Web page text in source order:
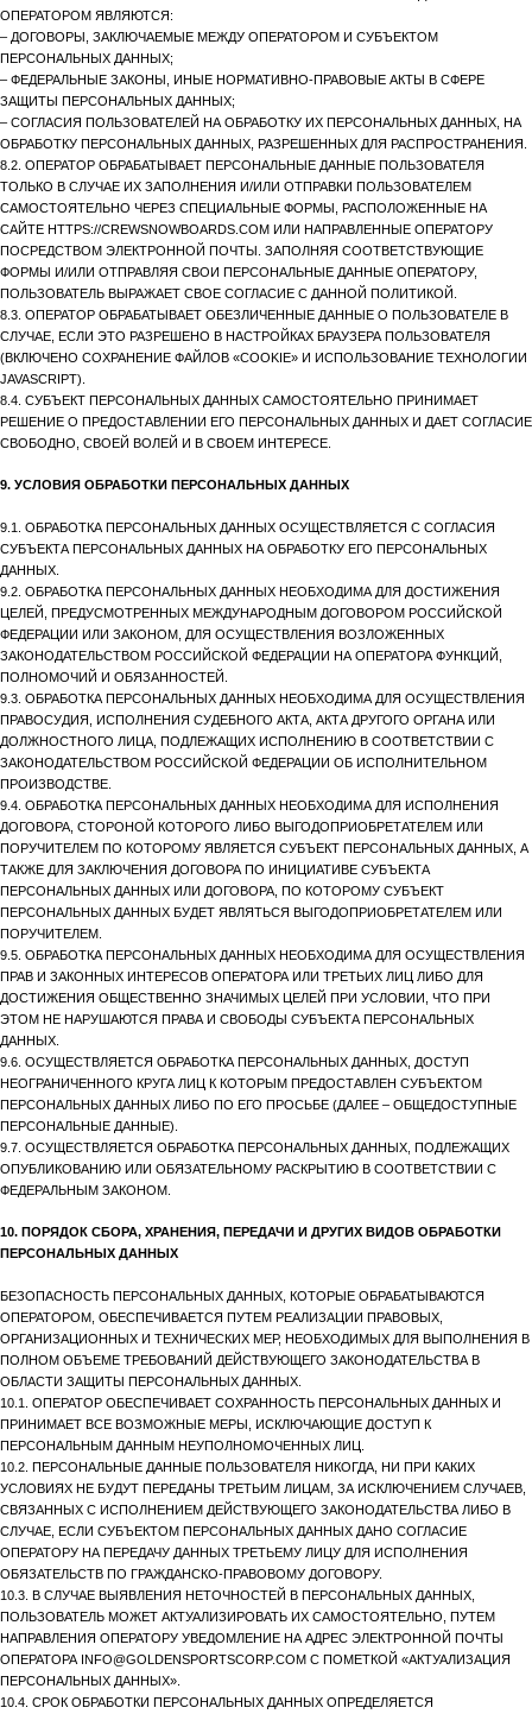
ОПЕРАТОРОМ ЯВЛЯЮТСЯ:
– ДОГОВОРЫ, ЗАКЛЮЧАЕМЫЕ МЕЖДУ ОПЕРАТОРОМ И СУБЪЕКТОМ
ПЕРСОНАЛЬНЫХ ДАННЫХ;
– ФЕДЕРАЛЬНЫЕ ЗАКОНЫ, ИНЫЕ НОРМАТИВНО-ПРАВОВЫЕ АКТЫ В СФЕРЕ
ЗАЩИТЫ ПЕРСОНАЛЬНЫХ ДАННЫХ;
– СОГЛАСИЯ ПОЛЬЗОВАТЕЛЕЙ НА ОБРАБОТКУ ИХ ПЕРСОНАЛЬНЫХ ДАННЫХ, НА
ОБРАБОТКУ ПЕРСОНАЛЬНЫХ ДАННЫХ, РАЗРЕШЕННЫХ ДЛЯ РАСПРОСТРАНЕНИЯ.
8.2. ОПЕРАТОР ОБРАБАТЫВАЕТ ПЕРСОНАЛЬНЫЕ ДАННЫЕ ПОЛЬЗОВАТЕЛЯ
ТОЛЬКО В СЛУЧАЕ ИХ ЗАПОЛНЕНИЯ И/ИЛИ ОТПРАВКИ ПОЛЬЗОВАТЕЛЕМ
САМОСТОЯТЕЛЬНО ЧЕРЕЗ СПЕЦИАЛЬНЫЕ ФОРМЫ, РАСПОЛОЖЕННЫЕ НА
САЙТЕ HTTPS://CREWSNOWBOARDS.COM ИЛИ НАПРАВЛЕННЫЕ ОПЕРАТОРУ
ПОСРЕДСТВОМ ЭЛЕКТРОННОЙ ПОЧТЫ. ЗАПОЛНЯЯ СООТВЕТСТВУЮЩИЕ
ФОРМЫ И/ИЛИ ОТПРАВЛЯЯ СВОИ ПЕРСОНАЛЬНЫЕ ДАННЫЕ ОПЕРАТОРУ,
ПОЛЬЗОВАТЕЛЬ ВЫРАЖАЕТ СВОЕ СОГЛАСИЕ С ДАННОЙ ПОЛИТИКОЙ.
8.3. ОПЕРАТОР ОБРАБАТЫВАЕТ ОБЕЗЛИЧЕННЫЕ ДАННЫЕ О ПОЛЬЗОВАТЕЛЕ В
СЛУЧАЕ, ЕСЛИ ЭТО РАЗРЕШЕНО В НАСТРОЙКАХ БРАУЗЕРА ПОЛЬЗОВАТЕЛЯ
(ВКЛЮЧЕНО СОХРАНЕНИЕ ФАЙЛОВ «COOKIE» И ИСПОЛЬЗОВАНИЕ ТЕХНОЛОГИИ
JAVASCRIPT).
8.4. СУБЪЕКТ ПЕРСОНАЛЬНЫХ ДАННЫХ САМОСТОЯТЕЛЬНО ПРИНИМАЕТ
РЕШЕНИЕ О ПРЕДОСТАВЛЕНИИ ЕГО ПЕРСОНАЛЬНЫХ ДАННЫХ И ДАЕТ СОГЛАСИЕ
СВОБОДНО, СВОЕЙ ВОЛЕЙ И В СВОЕМ ИНТЕРЕСЕ.
9. УСЛОВИЯ ОБРАБОТКИ ПЕРСОНАЛЬНЫХ ДАННЫХ
9.1. ОБРАБОТКА ПЕРСОНАЛЬНЫХ ДАННЫХ ОСУЩЕСТВЛЯЕТСЯ С СОГЛАСИЯ
СУБЪЕКТА ПЕРСОНАЛЬНЫХ ДАННЫХ НА ОБРАБОТКУ ЕГО ПЕРСОНАЛЬНЫХ
ДАННЫХ.
9.2. ОБРАБОТКА ПЕРСОНАЛЬНЫХ ДАННЫХ НЕОБХОДИМА ДЛЯ ДОСТИЖЕНИЯ
ЦЕЛЕЙ, ПРЕДУСМОТРЕННЫХ МЕЖДУНАРОДНЫМ ДОГОВОРОМ РОССИЙСКОЙ
ФЕДЕРАЦИИ ИЛИ ЗАКОНОМ, ДЛЯ ОСУЩЕСТВЛЕНИЯ ВОЗЛОЖЕННЫХ
ЗАКОНОДАТЕЛЬСТВОМ РОССИЙСКОЙ ФЕДЕРАЦИИ НА ОПЕРАТОРА ФУНКЦИЙ,
ПОЛНОМОЧИЙ И ОБЯЗАННОСТЕЙ.
9.3. ОБРАБОТКА ПЕРСОНАЛЬНЫХ ДАННЫХ НЕОБХОДИМА ДЛЯ ОСУЩЕСТВЛЕНИЯ
ПРАВОСУДИЯ, ИСПОЛНЕНИЯ СУДЕБНОГО АКТА, АКТА ДРУГОГО ОРГАНА ИЛИ
ДОЛЖНОСТНОГО ЛИЦА, ПОДЛЕЖАЩИХ ИСПОЛНЕНИЮ В СООТВЕТСТВИИ С
ЗАКОНОДАТЕЛЬСТВОМ РОССИЙСКОЙ ФЕДЕРАЦИИ ОБ ИСПОЛНИТЕЛЬНОМ
ПРОИЗВОДСТВЕ.
9.4. ОБРАБОТКА ПЕРСОНАЛЬНЫХ ДАННЫХ НЕОБХОДИМА ДЛЯ ИСПОЛНЕНИЯ
ДОГОВОРА, СТОРОНОЙ КОТОРОГО ЛИБО ВЫГОДОПРИОБРЕТАТЕЛЕМ ИЛИ
ПОРУЧИТЕЛЕМ ПО КОТОРОМУ ЯВЛЯЕТСЯ СУБЪЕКТ ПЕРСОНАЛЬНЫХ ДАННЫХ, А
ТАКЖЕ ДЛЯ ЗАКЛЮЧЕНИЯ ДОГОВОРА ПО ИНИЦИАТИВЕ СУБЪЕКТА
ПЕРСОНАЛЬНЫХ ДАННЫХ ИЛИ ДОГОВОРА, ПО КОТОРОМУ СУБЪЕКТ
ПЕРСОНАЛЬНЫХ ДАННЫХ БУДЕТ ЯВЛЯТЬСЯ ВЫГОДОПРИОБРЕТАТЕЛЕМ ИЛИ
ПОРУЧИТЕЛЕМ.
9.5. ОБРАБОТКА ПЕРСОНАЛЬНЫХ ДАННЫХ НЕОБХОДИМА ДЛЯ ОСУЩЕСТВЛЕНИЯ
ПРАВ И ЗАКОННЫХ ИНТЕРЕСОВ ОПЕРАТОРА ИЛИ ТРЕТЬИХ ЛИЦ ЛИБО ДЛЯ
ДОСТИЖЕНИЯ ОБЩЕСТВЕННО ЗНАЧИМЫХ ЦЕЛЕЙ ПРИ УСЛОВИИ, ЧТО ПРИ
ЭТОМ НЕ НАРУШАЮТСЯ ПРАВА И СВОБОДЫ СУБЪЕКТА ПЕРСОНАЛЬНЫХ
ДАННЫХ.
9.6. ОСУЩЕСТВЛЯЕТСЯ ОБРАБОТКА ПЕРСОНАЛЬНЫХ ДАННЫХ, ДОСТУП
НЕОГРАНИЧЕННОГО КРУГА ЛИЦ К КОТОРЫМ ПРЕДОСТАВЛЕН СУБЪЕКТОМ
ПЕРСОНАЛЬНЫХ ДАННЫХ ЛИБО ПО ЕГО ПРОСЬБЕ (ДАЛЕЕ – ОБЩЕДОСТУПНЫЕ
ПЕРСОНАЛЬНЫЕ ДАННЫЕ).
9.7. ОСУЩЕСТВЛЯЕТСЯ ОБРАБОТКА ПЕРСОНАЛЬНЫХ ДАННЫХ, ПОДЛЕЖАЩИХ
ОПУБЛИКОВАНИЮ ИЛИ ОБЯЗАТЕЛЬНОМУ РАСКРЫТИЮ В СООТВЕТСТВИИ С
ФЕДЕРАЛЬНЫМ ЗАКОНОМ.
10. ПОРЯДОК СБОРА, ХРАНЕНИЯ, ПЕРЕДАЧИ И ДРУГИХ ВИДОВ ОБРАБОТКИ
ПЕРСОНАЛЬНЫХ ДАННЫХ
БЕЗОПАСНОСТЬ ПЕРСОНАЛЬНЫХ ДАННЫХ, КОТОРЫЕ ОБРАБАТЫВАЮТСЯ
ОПЕРАТОРОМ, ОБЕСПЕЧИВАЕТСЯ ПУТЕМ РЕАЛИЗАЦИИ ПРАВОВЫХ,
ОРГАНИЗАЦИОННЫХ И ТЕХНИЧЕСКИХ МЕР, НЕОБХОДИМЫХ ДЛЯ ВЫПОЛНЕНИЯ В
ПОЛНОМ ОБЪЕМЕ ТРЕБОВАНИЙ ДЕЙСТВУЮЩЕГО ЗАКОНОДАТЕЛЬСТВА В
ОБЛАСТИ ЗАЩИТЫ ПЕРСОНАЛЬНЫХ ДАННЫХ.
10.1. ОПЕРАТОР ОБЕСПЕЧИВАЕТ СОХРАННОСТЬ ПЕРСОНАЛЬНЫХ ДАННЫХ И
ПРИНИМАЕТ ВСЕ ВОЗМОЖНЫЕ МЕРЫ, ИСКЛЮЧАЮЩИЕ ДОСТУП К
ПЕРСОНАЛЬНЫМ ДАННЫМ НЕУПОЛНОМОЧЕННЫХ ЛИЦ.
10.2. ПЕРСОНАЛЬНЫЕ ДАННЫЕ ПОЛЬЗОВАТЕЛЯ НИКОГДА, НИ ПРИ КАКИХ
УСЛОВИЯХ НЕ БУДУТ ПЕРЕДАНЫ ТРЕТЬИМ ЛИЦАМ, ЗА ИСКЛЮЧЕНИЕМ СЛУЧАЕВ,
СВЯЗАННЫХ С ИСПОЛНЕНИЕМ ДЕЙСТВУЮЩЕГО ЗАКОНОДАТЕЛЬСТВА ЛИБО В
СЛУЧАЕ, ЕСЛИ СУБЪЕКТОМ ПЕРСОНАЛЬНЫХ ДАННЫХ ДАНО СОГЛАСИЕ
ОПЕРАТОРУ НА ПЕРЕДАЧУ ДАННЫХ ТРЕТЬЕМУ ЛИЦУ ДЛЯ ИСПОЛНЕНИЯ
ОБЯЗАТЕЛЬСТВ ПО ГРАЖДАНСКО-ПРАВОВОМУ ДОГОВОРУ.
10.3. В СЛУЧАЕ ВЫЯВЛЕНИЯ НЕТОЧНОСТЕЙ В ПЕРСОНАЛЬНЫХ ДАННЫХ,
ПОЛЬЗОВАТЕЛЬ МОЖЕТ АКТУАЛИЗИРОВАТЬ ИХ САМОСТОЯТЕЛЬНО, ПУТЕМ
НАПРАВЛЕНИЯ ОПЕРАТОРУ УВЕДОМЛЕНИЕ НА АДРЕС ЭЛЕКТРОННОЙ ПОЧТЫ
ОПЕРАТОРА INFO@GOLDENSPORTSCORP.COM С ПОМЕТКОЙ «АКТУАЛИЗАЦИЯ
ПЕРСОНАЛЬНЫХ ДАННЫХ».
10.4. СРОК ОБРАБОТКИ ПЕРСОНАЛЬНЫХ ДАННЫХ ОПРЕДЕЛЯЕТСЯ